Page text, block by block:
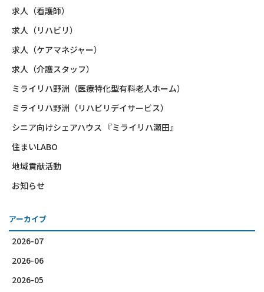
求人（看護師）
求人（リハビリ）
求人（ケアマネジャー）
求人（介護スタッフ）
ミライリハ野洲（医療特化型有料老人ホーム）
ミライリハ野洲（リハビリデイサービス）
シニア向けシェアハウス 『ミライリハ瀬田』
住まいLABO
地域貢献活動
お知らせ
アーカイブ
2026-07
2026-06
2026-05